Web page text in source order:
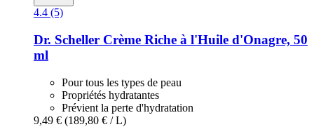
4.4 (5)
Dr. Scheller Crème Riche à l'Huile d'Onagre, 50
ml
Pour tous les types de peau
Propriétés hydratantes
Prévient la perte d'hydratation
9,49 € (189,80 € / L)